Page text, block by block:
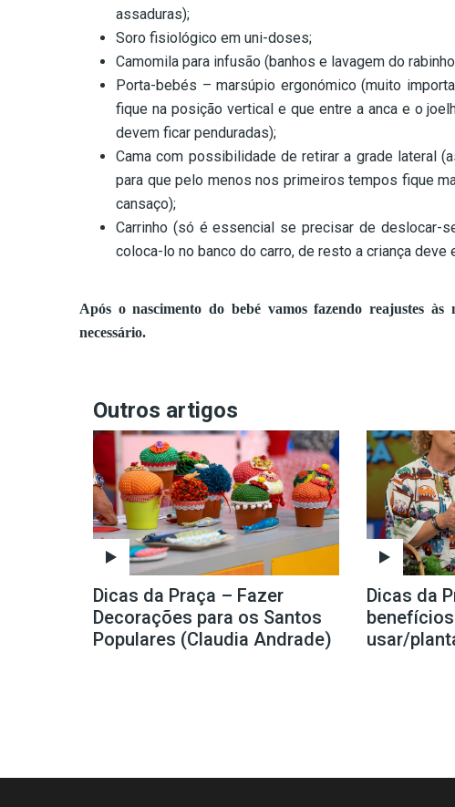
assaduras);
Soro fisiológico em uni-doses;
Camomila para infusão (banhos e lavagem do
Porta-bebés – marsúpio ergonómico (muito
fique na posição vertical e que entre a anca e o
devem ficar penduradas);
Cama com possibilidade de retirar a grade lateral
para que pelo menos nos primeiros tempos fique
cansaço);
Carrinho (só é essencial se precisar de deslocar-
coloca-lo no banco do carro, de resto a criança deve
Após o nascimento do bebé vamos fazendo reajustes às
necessário.
Outros artigos
Dicas da Praça – Fazer
Decorações para os Santos
Populares (Claudia Andrade)
Dicas da
usar/